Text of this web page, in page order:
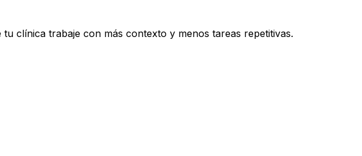
clínica trabaje con más contexto y menos tareas repetitivas.